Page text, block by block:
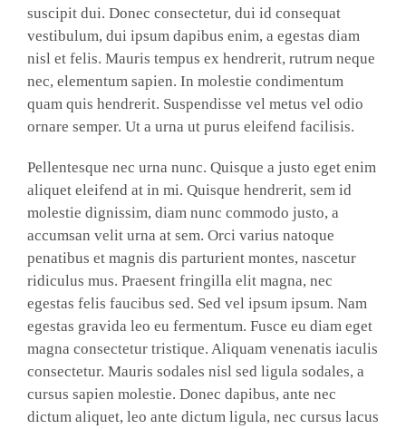
suscipit dui. Donec consectetur, dui id consequat
vestibulum, dui ipsum dapibus enim, a egestas diam
nisl et felis. Mauris tempus ex hendrerit, rutrum neque
nec, elementum sapien. In molestie condimentum
quam quis hendrerit. Suspendisse vel metus vel odio
ornare semper. Ut a urna ut purus eleifend facilisis.
Pellentesque nec urna nunc. Quisque a justo eget enim
aliquet eleifend at in mi. Quisque hendrerit, sem id
molestie dignissim, diam nunc commodo justo, a
accumsan velit urna at sem. Orci varius natoque
penatibus et magnis dis parturient montes, nascetur
ridiculus mus. Praesent fringilla elit magna, nec
egestas felis faucibus sed. Sed vel ipsum ipsum. Nam
egestas gravida leo eu fermentum. Fusce eu diam eget
magna consectetur tristique. Aliquam venenatis iaculis
consectetur. Mauris sodales nisl sed ligula sodales, a
cursus sapien molestie. Donec dapibus, ante nec
dictum aliquet, leo ante dictum ligula, nec cursus lacus